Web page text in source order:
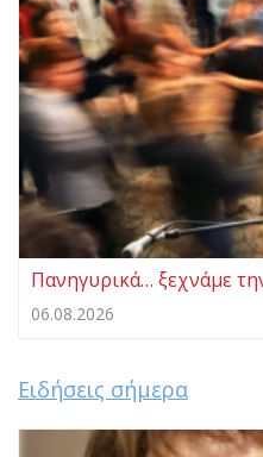
Πανηγυρικά… ξεχνάμε
06.08.2026
Ειδήσεις σήμερα